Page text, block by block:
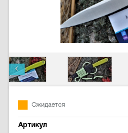
Ожидается
Артикул